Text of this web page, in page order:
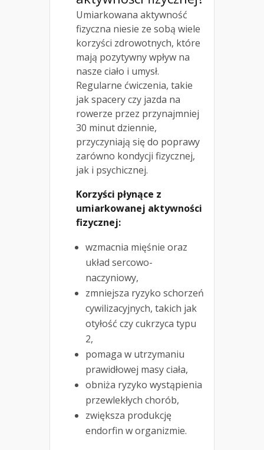
Umiarkowana aktywność
fizyczna niesie ze sobą wiele
korzyści zdrowotnych, które
mają pozytywny wpływ na
nasze ciało i umysł.
Regularne ćwiczenia, takie
jak spacery czy jazda na
rowerze przez przynajmniej
30 minut dziennie,
przyczyniają się do poprawy
zarówno kondycji fizycznej,
jak i psychicznej.
Korzyści płynące z
umiarkowanej aktywności
fizycznej:
wzmacnia mięśnie oraz
układ sercowo-
naczyniowy,
zmniejsza ryzyko schorzeń
cywilizacyjnych, takich jak
otyłość czy cukrzyca typu
2,
pomaga w utrzymaniu
prawidłowej masy ciała,
obniża ryzyko wystąpienia
przewlekłych chorób,
zwiększa produkcję
endorfin w organizmie.